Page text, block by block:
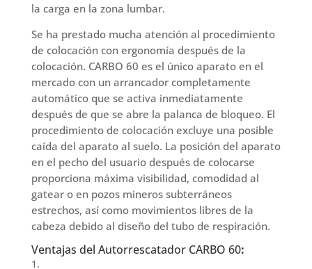
la carga en la zona lumbar.
Se ha prestado mucha atención al procedimiento
de colocación con ergonomía después de la
colocación. CARBO 60 es el único aparato en el
mercado con un arrancador completamente
automático que se activa inmediatamente
después de que se abre la palanca de bloqueo. El
procedimiento de colocación excluye una posible
caída del aparato al suelo. La posición del aparato
en el pecho del usuario después de colocarse
proporciona máxima visibilidad, comodidad al
gatear o en pozos mineros subterráneos
estrechos, así como movimientos libres de la
cabeza debido al diseño del tubo de respiración.
Ventajas del Autorrescatador CARBO 60: